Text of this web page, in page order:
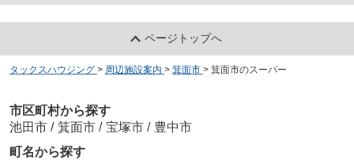
ページトップへ
タックスハウジング > 周辺施設案内 > 箕面市 > 箕面市のスーパー
市区町村から探す
池田市 / 箕面市 / 宝塚市 / 豊中市
町名から探す